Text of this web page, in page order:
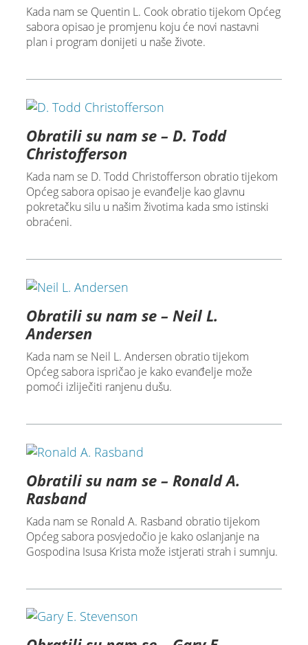
Kada nam se Quentin L. Cook obratio tijekom Općeg
sabora opisao je promjenu koju će novi nastavni
plan i program donijeti u naše živote.
Obratili su nam se – D. Todd
Christofferson
Kada nam se D. Todd Christofferson obratio tijekom
Općeg sabora opisao je evanđelje kao glavnu
pokretačku silu u našim životima kada smo istinski
obraćeni.
Obratili su nam se – Neil L.
Andersen
Kada nam se Neil L. Andersen obratio tijekom
Općeg sabora ispričao je kako evanđelje može
pomoći izliječiti ranjenu dušu.
Obratili su nam se – Ronald A.
Rasband
Kada nam se Ronald A. Rasband obratio tijekom
Općeg sabora posvjedočio je kako oslanjanje na
Gospodina Isusa Krista može istjerati strah i sumnju.